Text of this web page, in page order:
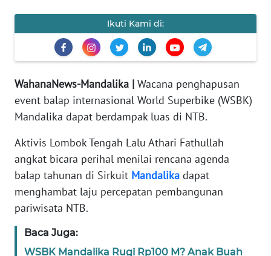
Ikuti Kami di:
WahanaNews-Mandalika | Wacana penghapusan
event balap internasional World Superbike (WSBK)
Mandalika dapat berdampak luas di NTB.
Aktivis Lombok Tengah Lalu Athari Fathullah
angkat bicara perihal menilai rencana agenda
balap tahunan di Sirkuit Mandalika dapat
menghambat laju percepatan pembangunan
pariwisata NTB.
Baca Juga:
WSBK Mandalika Rugi Rp100 M? Anak Buah
IKLAN
KAMI
PEDOMAN
SIBER
REDAKSI
KARIR
DISCLAIMER